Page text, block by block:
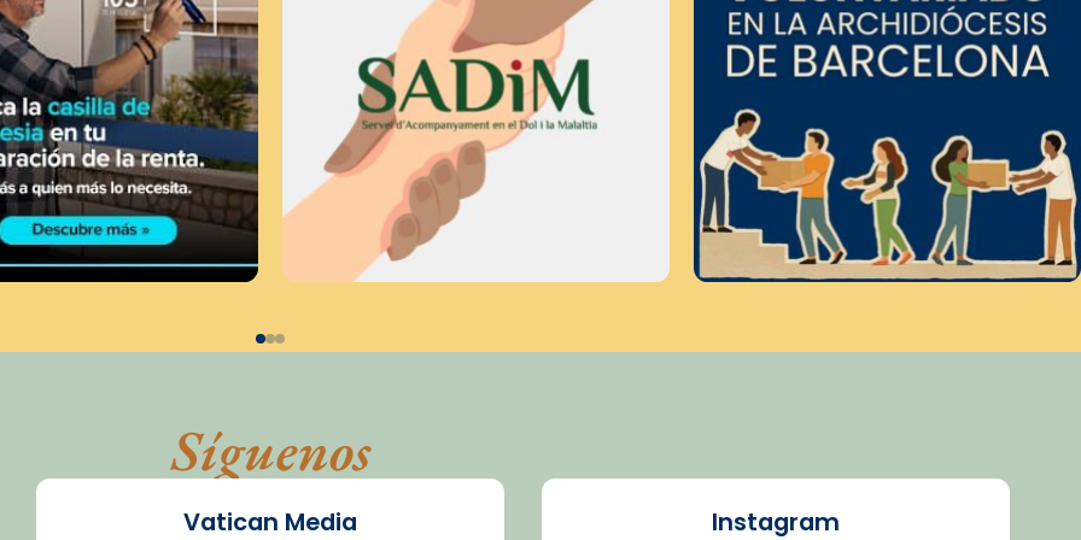
Síguenos
Vatican Media Instagram